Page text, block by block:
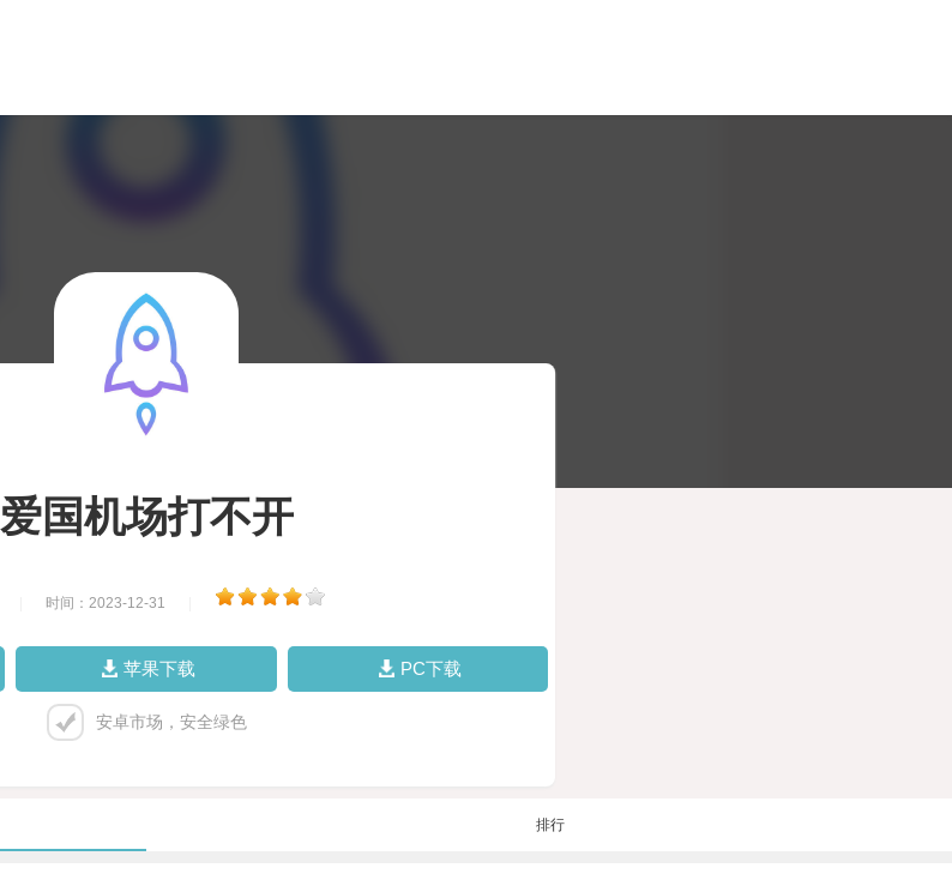
爱国机场打不开
时间：2023-12-31
苹果下载 PC下载
安卓市场，安全绿色
排行